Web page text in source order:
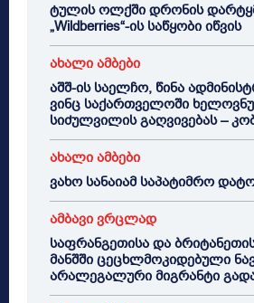
ტულის ოლქში დრონის
„Wildberries“-ის საწყობი იწვის
ახალი ამბები
აშშ-ის საელჩო, წინა
ვინც საქართველოში
სიძულვილის გაღვივებას –
ახალი ამბები
ვახო სანაიამ საპატიმრო
ამბავი ვრცლად
საფრანგეთისა და
მანშში ცეცხლმოკიდებული
არალეგალური მიგრანტი